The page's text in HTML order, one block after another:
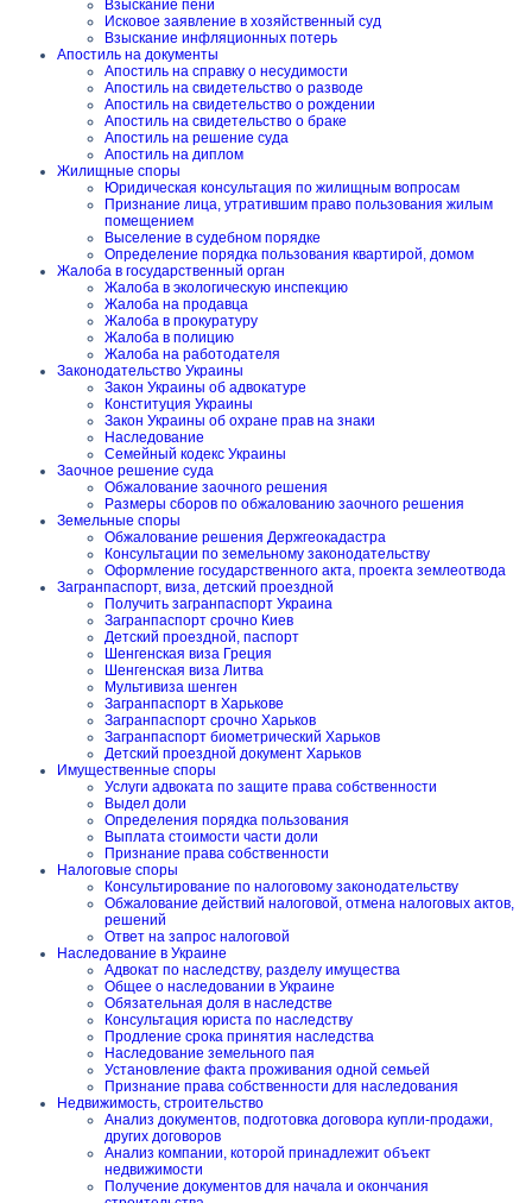
Взыскание пени
Исковое заявление в хозяйственный суд
Взыскание инфляционных потерь
Апостиль на документы
Апостиль на справку о несудимости
Апостиль на свидетельство о разводе
Апостиль на свидетельство о рождении
Апостиль на свидетельство о браке
Апостиль на решение суда
Апостиль на диплом
Жилищные споры
Юридическая консультация по жилищным вопросам
Признание лица, утратившим право пользования жилым
помещением
Выселение в судебном порядке
Определение порядка пользования квартирой, домом
Жалоба в государственный орган
Жалоба в экологическую инспекцию
Жалоба на продавца
Жалоба в прокуратуру
Жалоба в полицию
Жалоба на работодателя
Законодательство Украины
Закон Украины об адвокатуре
Конституция Украины
Закон Украины об охране прав на знаки
Наследование
Семейный кодекс Украины
Заочное решение суда
Обжалование заочного решения
Размеры сборов по обжалованию заочного решения
Земельные споры
Обжалование решения Держгеокадастра
Консультации по земельному законодательству
Оформление государственного акта, проекта землеотвода
Загранпаспорт, виза, детский проездной
Получить загранпаспорт Украина
Загранпаспорт срочно Киев
Детский проездной, паспорт
Шенгенская виза Греция
Шенгенская виза Литва
Мультивиза шенген
Загранпаспорт в Харькове
Загранпаспорт срочно Харьков
Загранпаспорт биометрический Харьков
Детский проездной документ Харьков
Имущественные споры
Услуги адвоката по защите права собственности
Выдел доли
Определения порядка пользования
Выплата стоимости части доли
Признание права собственности
Налоговые споры
Консультирование по налоговому законодательству
Обжалование действий налоговой, отмена налоговых актов,
решений
Ответ на запрос налоговой
Наследование в Украине
Адвокат по наследству, разделу имущества
Общее о наследовании в Украине
Обязательная доля в наследстве
Консультация юриста по наследству
Продление срока принятия наследства
Наследование земельного пая
Установление факта проживания одной семьей
Признание права собственности для наследования
Недвижимость, строительство
Анализ документов, подготовка договора купли-продажи,
других договоров
Анализ компании, которой принадлежит объект
недвижимости
Получение документов для начала и окончания